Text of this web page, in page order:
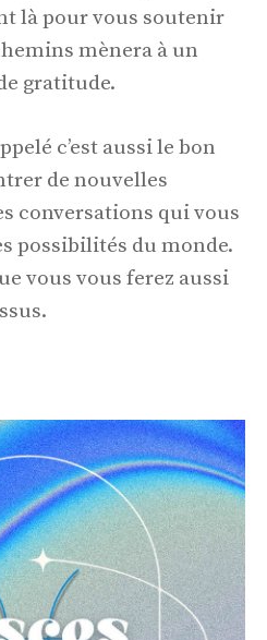
là pour vous soutenir
mènera à un
gratitude.
c’est aussi le bon
de nouvelles
conversations qui vous
possibilités du monde.
vous vous ferez aussi